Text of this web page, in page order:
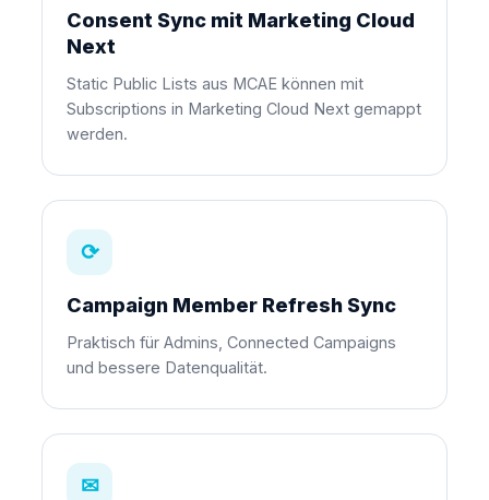
Consent Sync mit Marketing Cloud
Next
Static Public Lists aus MCAE können mit
Subscriptions in Marketing Cloud Next gemappt
werden.
⟳
Campaign Member Refresh Sync
Praktisch für Admins, Connected Campaigns
und bessere Datenqualität.
✉